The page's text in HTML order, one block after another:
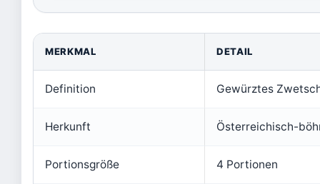
MERKMAL DETAIL
Definition Gewürztes
Herkunft Österreichisch-
Portionsgröße 4 Portionen